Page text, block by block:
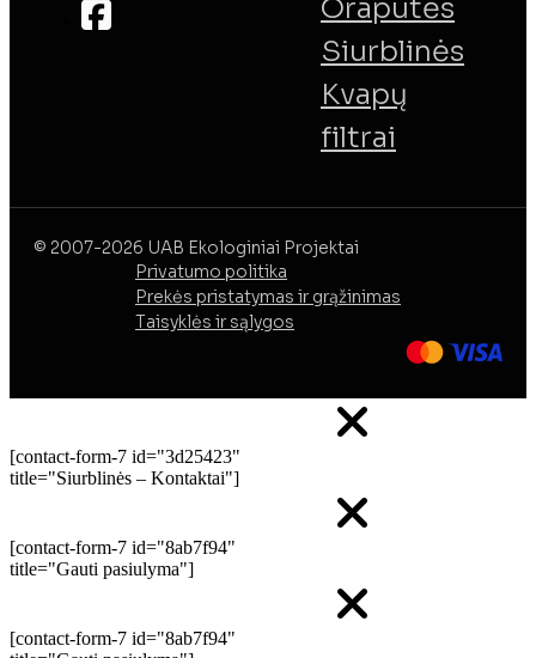
Oraputės
Siurblinės
Kvapų
filtrai
© 2007-2026 UAB Ekologiniai Projektai
Privatumo politika
Prekės pristatymas ir grąžinimas
Taisyklės ir sąlygos
[contact-form-7 id="3d25423"
title="Siurblinės – Kontaktai"]
[contact-form-7 id="8ab7f94"
title="Gauti pasiulyma"]
[contact-form-7 id="8ab7f94"